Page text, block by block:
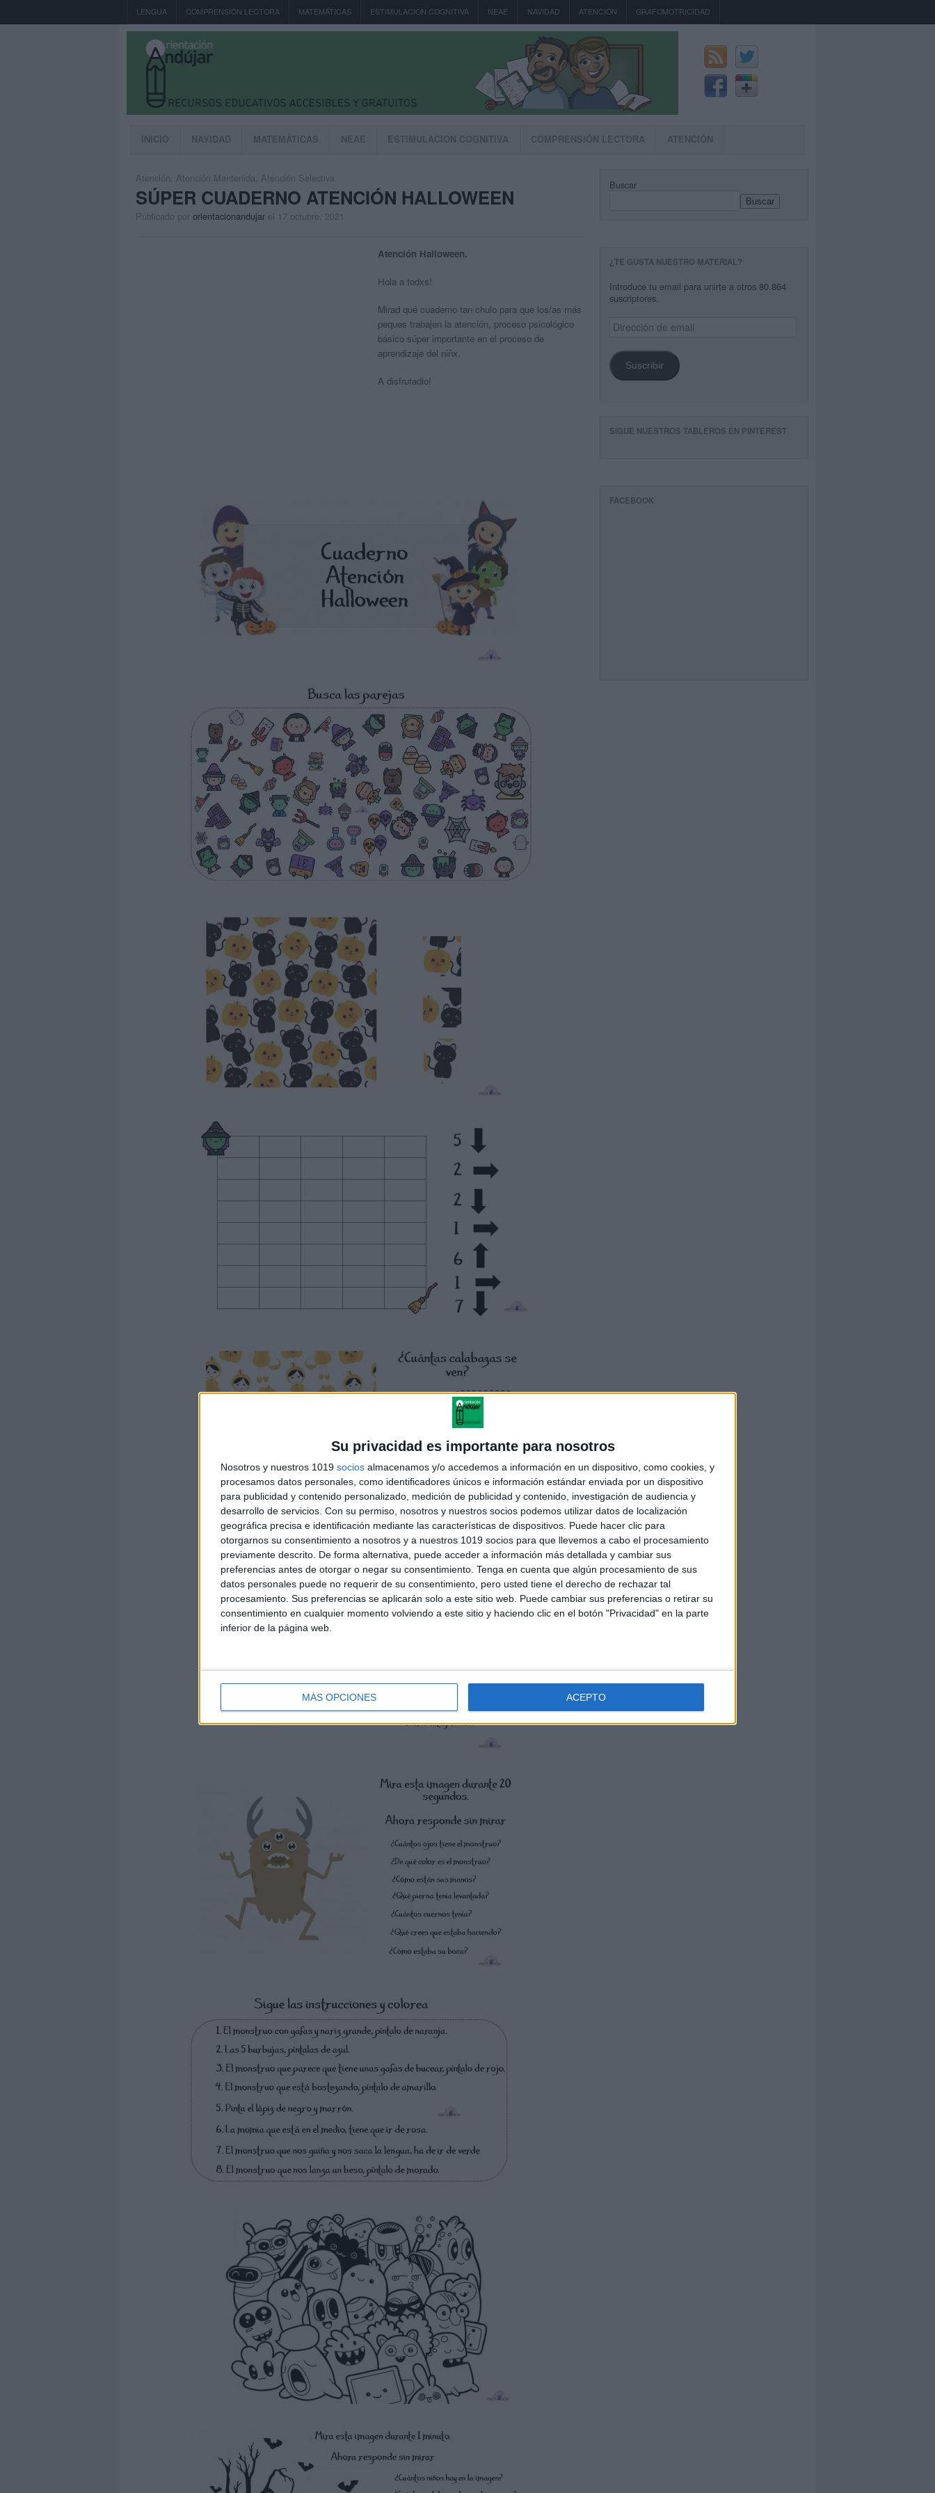
Su privacidad es importante para nosotros
Nosotros y nuestros 1019 socios almacenamos y/o accedemos a información en un dispositivo, como cookies, y
procesamos datos personales, como identificadores únicos e información estándar enviada por un dispositivo
para publicidad y contenido personalizado, medición de publicidad y contenido, investigación de audiencia y
desarrollo de servicios. Con su permiso, nosotros y nuestros socios podemos utilizar datos de localización
geográfica precisa e identificación mediante las características de dispositivos. Puede hacer clic para
otorgarnos su consentimiento a nosotros y a nuestros 1019 socios para que llevemos a cabo el procesamiento
previamente descrito. De forma alternativa, puede acceder a información más detallada y cambiar sus
preferencias antes de otorgar o negar su consentimiento. Tenga en cuenta que algún procesamiento de sus
datos personales puede no requerir de su consentimiento, pero usted tiene el derecho de rechazar tal
procesamiento. Sus preferencias se aplicarán solo a este sitio web. Puede cambiar sus preferencias o retirar su
consentimiento en cualquier momento volviendo a este sitio y haciendo clic en el botón "Privacidad" en la parte
inferior de la página web.
MÁS OPCIONES ACEPTO
LENGUA COMPRENSIÓN LECTORA MATEMÁTICAS ESTIMULACION COGNITIVA NEAE NAVIDAD ATENCIÓN GRAFOMOTRICIDAD
INICIO NAVIDAD MATEMÁTICAS NEAE ESTIMULACION COGNITIVA COMPRENSIÓN LECTORA ATENCIÓN
Atención Atención Mantenida Atención Selectiva
SÚPER CUADERNO ATENCIÓN HALLOWEEN
Publicado por orientacionandujar el 17 octubre, 2021
Atención Halloween.
Hola a todxs!
Mirad qué cuaderno tan chulo para que los/as más
peques trabajen la atención, proceso psicológico
básico súper importante en el proceso de
aprendizaje del niñx.
A disfrutadlo!
Buscar
Buscar
¿TE GUSTA NUESTRO MATERIAL?
Introduce tu email para unirte a otros 80.864
suscriptores.
Dirección
de
Suscribir
SIGUE NUESTROS TABLEROS EN PINTEREST
FACEBOOK